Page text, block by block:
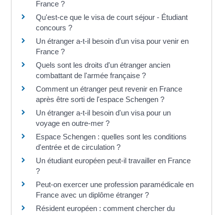
France ?
Qu'est-ce que le visa de court séjour - Étudiant
concours ?
Un étranger a-t-il besoin d'un visa pour venir en
France ?
Quels sont les droits d'un étranger ancien
combattant de l'armée française ?
Comment un étranger peut revenir en France
après être sorti de l'espace Schengen ?
Un étranger a-t-il besoin d'un visa pour un
voyage en outre-mer ?
Espace Schengen : quelles sont les conditions
d'entrée et de circulation ?
Un étudiant européen peut-il travailler en France
?
Peut-on exercer une profession paramédicale en
France avec un diplôme étranger ?
Résident européen : comment chercher du